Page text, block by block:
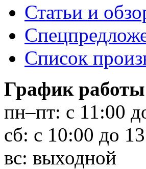
Статьи и
Список
График работы
пн–пт: с 11:00
сб: с 10:00 до
вс: выходной